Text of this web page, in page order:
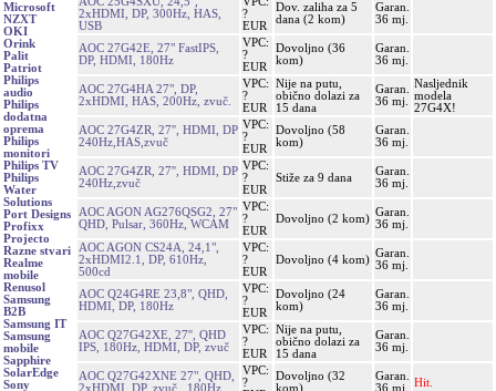
Microsoft
NZXT
OKI
Orink
Palit
Patriot
Philips
audio
Philips
dodatna
oprema
Philips
monitori
Philips TV
Philips
Water
Solutions
Port Designs
Profixx
Projecto
Razne stvari
Realme
mobile
Renusol
Samsung
B2B
Samsung IT
Samsung
mobile
Sapphire
SolarEdge
Sony
2xHDMI, DP, 300Hz, HAS,
USB
?
EUR
Dov. zaliha za 5
dana (2 kom)
Garan.
36 mj.
AOC 27G42E, 27" FastIPS,
DP, HDMI, 180Hz
VPC:
?
EUR
Dovoljno (36
kom)
Garan.
36 mj.
AOC 27G4HA 27", DP,
2xHDMI, HAS, 200Hz, zvuč.
VPC:
?
EUR
Nije na putu,
obično dolazi za
15 dana
Garan.
36 mj.
Nasljednik
modela
27G4X!
AOC 27G4ZR, 27'', HDMI, DP
240Hz,HAS,zvuč
VPC:
?
EUR
Dovoljno (58
kom)
Garan.
36 mj.
AOC 27G4ZR, 27'', HDMI, DP
240Hz,zvuč
VPC:
?
EUR
Stiže za 9 dana
Garan.
36 mj.
AOC AGON AG276QSG2, 27"
QHD, Pulsar, 360Hz, WCAM
VPC:
?
EUR
Dovoljno (2 kom)
Garan.
36 mj.
AOC AGON CS24A, 24,1",
2xHDMI2.1, DP, 610Hz,
500cd
VPC:
?
EUR
Dovoljno (4 kom)
Garan.
36 mj.
AOC Q24G4RE 23,8", QHD,
HDMI, DP, 180Hz
VPC:
?
EUR
Dovoljno (24
kom)
Garan.
36 mj.
AOC Q27G42XE, 27'', QHD
IPS, 180Hz, HDMI, DP, zvuč
VPC:
?
EUR
Nije na putu,
obično dolazi za
15 dana
Garan.
36 mj.
AOC Q27G42XNE 27", QHD,
2xHDMI, DP, zvuč., 180Hz
VPC:
?
Dovoljno (32
kom)
Garan.
36 mj.
Hit.